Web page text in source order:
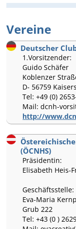
Vereine
Deutscher
1.Vorsitzender:
Guido Schäfer
Koblenzer
D- 56759
Tel: +49 (0)
Mail: dcnh-
http://
(ÖCNHS)
Präsidentin:
Elisabeth Heis-
Geschäftsstelle:
Eva-Maria
Grub 222
Tel: +43 (0 )